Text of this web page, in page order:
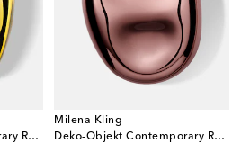
Deko-Objekt Contemporary Reflections Large
Milena Kling
Deko-Objekt Contemporary Reflections Large